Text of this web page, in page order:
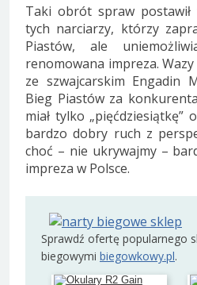
Taki obrót spraw postawił
tych narciarzy, którzy
Piastów, ale
renomowana impreza.
ze szwajcarskim Engadin
Bieg Piastów za
miał tylko „pięćdziesiątkę”
bardzo dobry ruch z
choć – nie ukrywajmy –
impreza w Polsce.
Sprawdź ofertę popularnego
biegowymi biegowkowy.pl.